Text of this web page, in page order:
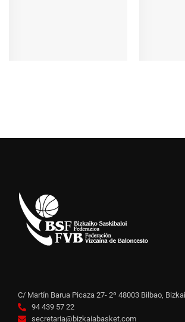
C/ Martín Barua Picaza 27- 2º 48003 Bilbao,
94 439 57 22
secretaria@bizkaiabasket.com